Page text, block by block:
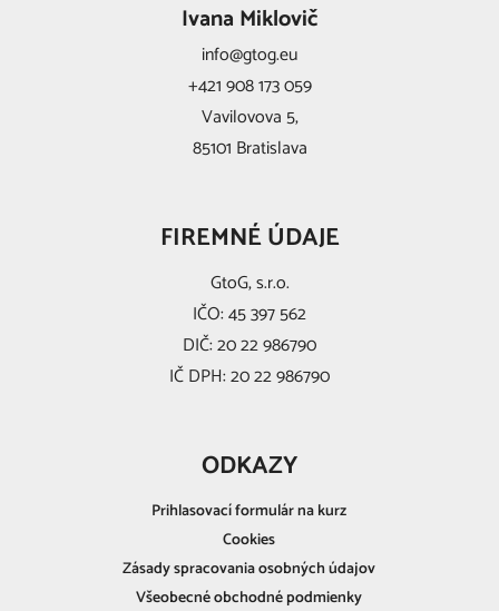
Ivana Miklovič
info@gtog.eu
+421 908 173 059
Vavilovova 5,
85101 Bratislava
FIREMNÉ ÚDAJE
GtoG, s.r.o.
IČO: 45 397 562
DIČ: 20 22 986790
IČ DPH: 20 22 986790
ODKAZY
Prihlasovací formulár na kurz
Cookies
Zásady spracovania osobných údajov
Všeobecné obchodné podmienky